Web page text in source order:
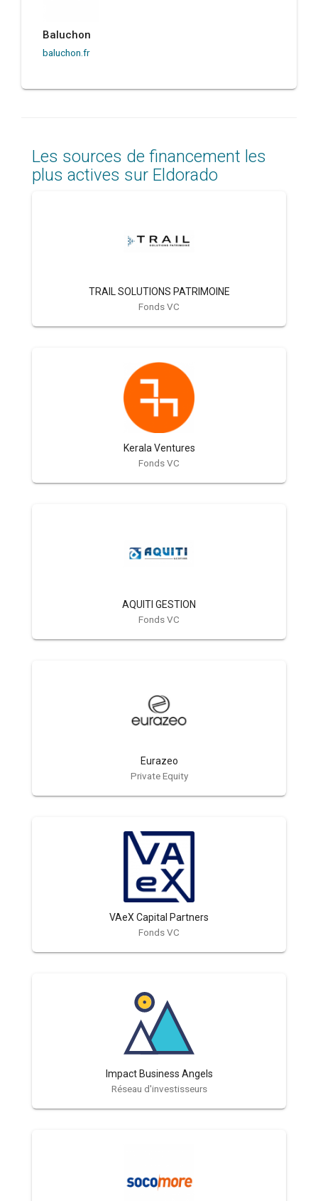
Baluchon
baluchon.fr
Les sources de financement les
plus actives sur Eldorado
TRAIL SOLUTIONS PATRIMOINE
Fonds VC
Kerala Ventures
Fonds VC
AQUITI GESTION
Fonds VC
Eurazeo
Private Equity
VAeX Capital Partners
Fonds VC
Impact Business Angels
Réseau d'investisseurs